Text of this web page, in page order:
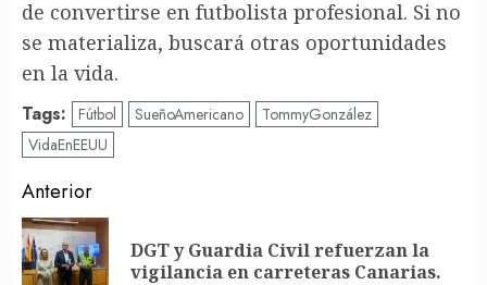
de convertirse en futbolista profesional. Si no
se materializa, buscará otras oportunidades
en la vida.
Tags: Fútbol SueñoAmericano
TommyGonzález
VidaEnEEUU
Post
navigation
Anterior
DGT y Guardia Civil refuerzan la
vigilancia en carreteras Canarias.